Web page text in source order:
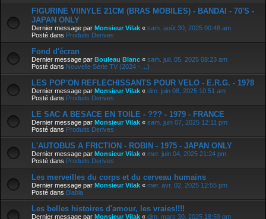
FIGURINE VIINYLE 21CM (BRAS MOBILES) - BANDAI - 70'S -
JAPAN ONLY
Dernier message par Monsieur Vilak « sam. août 30, 2025 00:48 am
Posté dans Produits Derives
Fond d'écran
Dernier message par Bouleau Blanc « sam. juil. 05, 2025 08:23 am
Posté dans Nouvelle Série TV (2024 - ...)
LES POP'ON REFLECHISSANTS POUR VELO - E.R.G. - 1978
Dernier message par Monsieur Vilak « dim. juin 08, 2025 10:51 am
Posté dans Produits Derives
LE SAC A BESACE EN TOILE - ??? - 1979 - FRANCE
Dernier message par Monsieur Vilak « sam. juin 07, 2025 12:11 pm
Posté dans Produits Derives
L'AUTOBUS A FRICTION - ROBIN - 1975 - JAPAN ONLY
Dernier message par Monsieur Vilak « mer. juin 04, 2025 21:24 pm
Posté dans Produits Derives
Les merveilles du corps et du cerveau humains
Dernier message par Monsieur Vilak « mer. avr. 02, 2025 12:55 pm
Posté dans Blabla
Les belles histoires d'amour, les vraies!!!!
Dernier message par Monsieur Vilak « dim. mars 30, 2025 18:59 pm